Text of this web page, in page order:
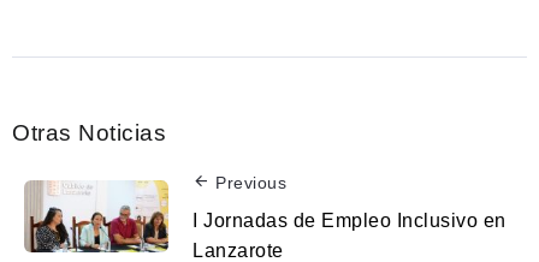
Otras Noticias
Previous
I Jornadas de Empleo Inclusivo en
Lanzarote